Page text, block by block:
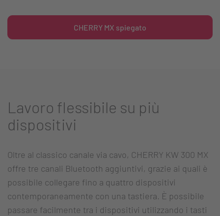
CHERRY MX spiegato
Lavoro flessibile su più
dispositivi
Oltre al classico canale via cavo, CHERRY KW 300 MX
offre tre canali Bluetooth aggiuntivi, grazie ai quali è
possibile collegare fino a quattro dispositivi
contemporaneamente con una tastiera. È possibile
passare facilmente tra i dispositivi utilizzando i tasti